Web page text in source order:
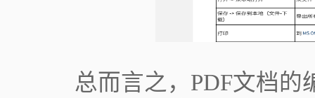
总而言之，PDF文档的